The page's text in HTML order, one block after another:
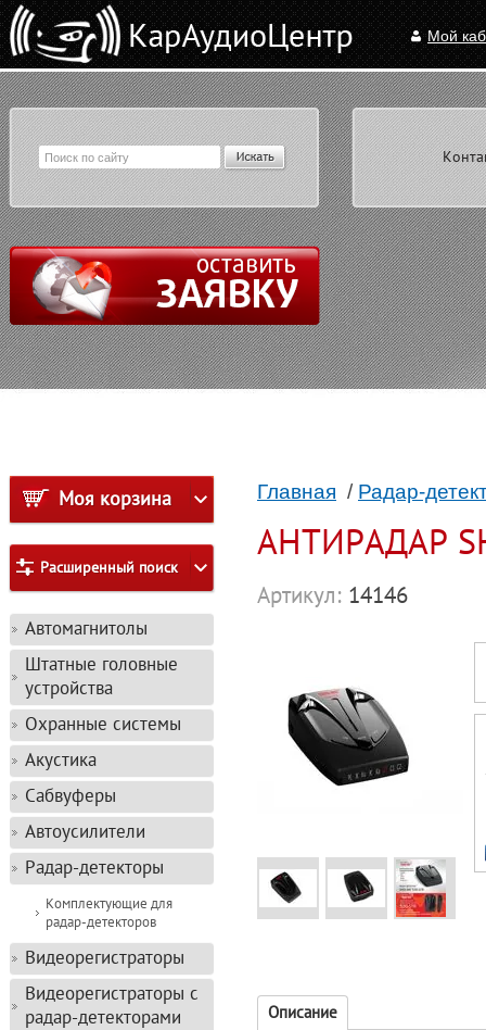
Мой
Главная / Радар-
АНТИРАДАР
Артикул: 14146
Описание
Моя корзина
Расширенный поиск
Автомагнитолы
Штатные головные
устройства
Охранные системы
Акустика
Сабвуферы
Автоусилители
Радар-детекторы
Комплектующие для
радар-детекторов
Видеорегистраторы
Видеорегистраторы с
радар-детекторами